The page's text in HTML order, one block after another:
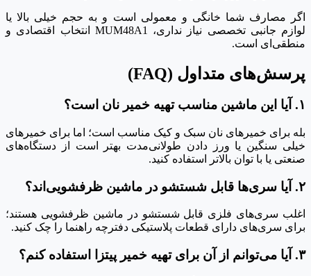
اگر مصارف شما خانگی و معمولی است و به حجم خیلی بالا یا
لوازم جانبی تخصصی نیاز نداری، MUM48A1 انتخاب اقتصادی و
منطقی‌ای است.
پرسش‌های متداول (FAQ)
۱. آیا این ماشین مناسب تهیه خمیر نان است؟
بله برای خمیرهای نان سبک و کیک مناسب است؛ اما برای خمیرهای
خیلی سنگین یا ورز دادن طولانی‌مدت بهتر است از دستگاه‌های
صنعتی یا با توان بالاتر استفاده کنید.
۲. آیا سری‌ها قابل شستشو در ماشین ظرفشویی‌اند؟
اغلب سری‌های فلزی قابل شستشو در ماشین ظرفشویی هستند؛
برای سری‌های دارای قطعات پلاستیکی دفترچه راهنما را چک کنید.
۳. آیا می‌توانم از آن برای تهیه خمیر پیتزا استفاده کنم؟